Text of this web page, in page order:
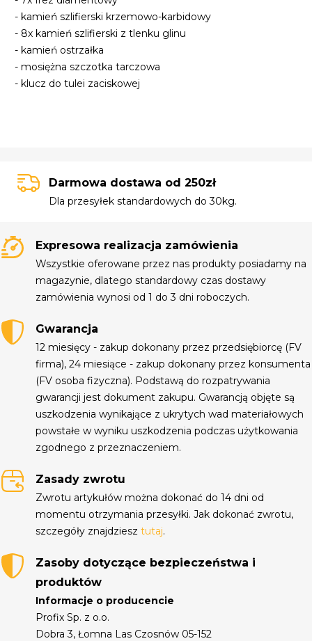
- kamień szlifierski krzemowo-karbidowy
- 8x kamień szlifierski z tlenku glinu
- kamień ostrzałka
- mosiężna szczotka tarczowa
- klucz do tulei zaciskowej
Darmowa dostawa od 250zł
Dla przesyłek standardowych do 30kg.
Expresowa realizacja zamówienia
Wszystkie oferowane przez nas produkty posiadamy na
magazynie, dlatego standardowy czas dostawy
zamówienia wynosi od 1 do 3 dni roboczych.
Gwarancja
12 miesięcy - zakup dokonany przez przedsiębiorcę (FV
firma), 24 miesiące - zakup dokonany przez konsumenta
(FV osoba fizyczna). Podstawą do rozpatrywania
gwarancji jest dokument zakupu. Gwarancją objęte są
uszkodzenia wynikające z ukrytych wad materiałowych
powstałe w wyniku uszkodzenia podczas użytkowania
zgodnego z przeznaczeniem.
Zasady zwrotu
Zwrotu artykułów można dokonać do 14 dni od
momentu otrzymania przesyłki. Jak dokonać zwrotu,
szczegóły znajdziesztutaj.
Zasoby dotyczące bezpieczeństwa i
produktów
Informacje o producencie
Profix Sp. z o.o.
Dobra 3, Łomna Las Czosnów 05-152